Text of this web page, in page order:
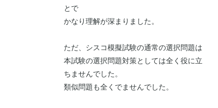
とで
かなり理解が深まりました。
ただ、シスコ模擬試験の通常の選択問題は
本試験の選択問題対策としては全く役に立
ちませんでした。
類似問題も全くでませんでした。